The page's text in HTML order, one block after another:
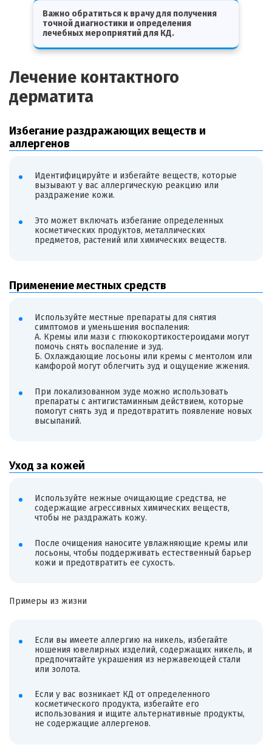
Важно обратиться к врачу для получения
точной диагностики и определения
лечебных мероприятий для КД.
Лечение контактного
дерматита
Избегание раздражающих веществ и
аллергенов
Идентифицируйте и избегайте веществ, которые
вызывают у вас аллергическую реакцию или
раздражение кожи.
Это может включать избегание определенных
косметических продуктов, металлических
предметов, растений или химических веществ.
Применение местных средств
Используйте местные препараты для снятия
симптомов и уменьшения воспаления:
А. Кремы или мази с глюкокортикостероидами могут
помочь снять воспаление и зуд.
Б. Охлаждающие лосьоны или кремы с ментолом или
камфорой могут облегчить зуд и ощущение жжения.
При локализованном зуде можно использовать
препараты с антигистаминным действием, которые
помогут снять зуд и предотвратить появление новых
высыпаний.
Уход за кожей
Используйте нежные очищающие средства, не
содержащие агрессивных химических веществ,
чтобы не раздражать кожу.
После очищения наносите увлажняющие кремы или
лосьоны, чтобы поддерживать естественный барьер
кожи и предотвратить ее сухость.
Примеры из жизни
Если вы имеете аллергию на никель, избегайте
ношения ювелирных изделий, содержащих никель, и
предпочитайте украшения из нержавеющей стали
или золота.
Если у вас возникает КД от определенного
косметического продукта, избегайте его
использования и ищите альтернативные продукты,
не содержащие аллергенов.